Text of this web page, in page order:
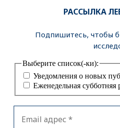
РАССЫЛКА
Подпишитесь, чтобы
Выберите список(-ки):
Уведомления о новых
Еженедельная субботняя